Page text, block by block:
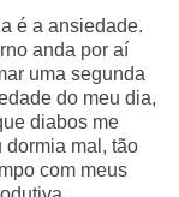
é a ansiedade.
anda por aí
uma segunda
do meu dia,
diabos me
dormia mal, tão
com meus